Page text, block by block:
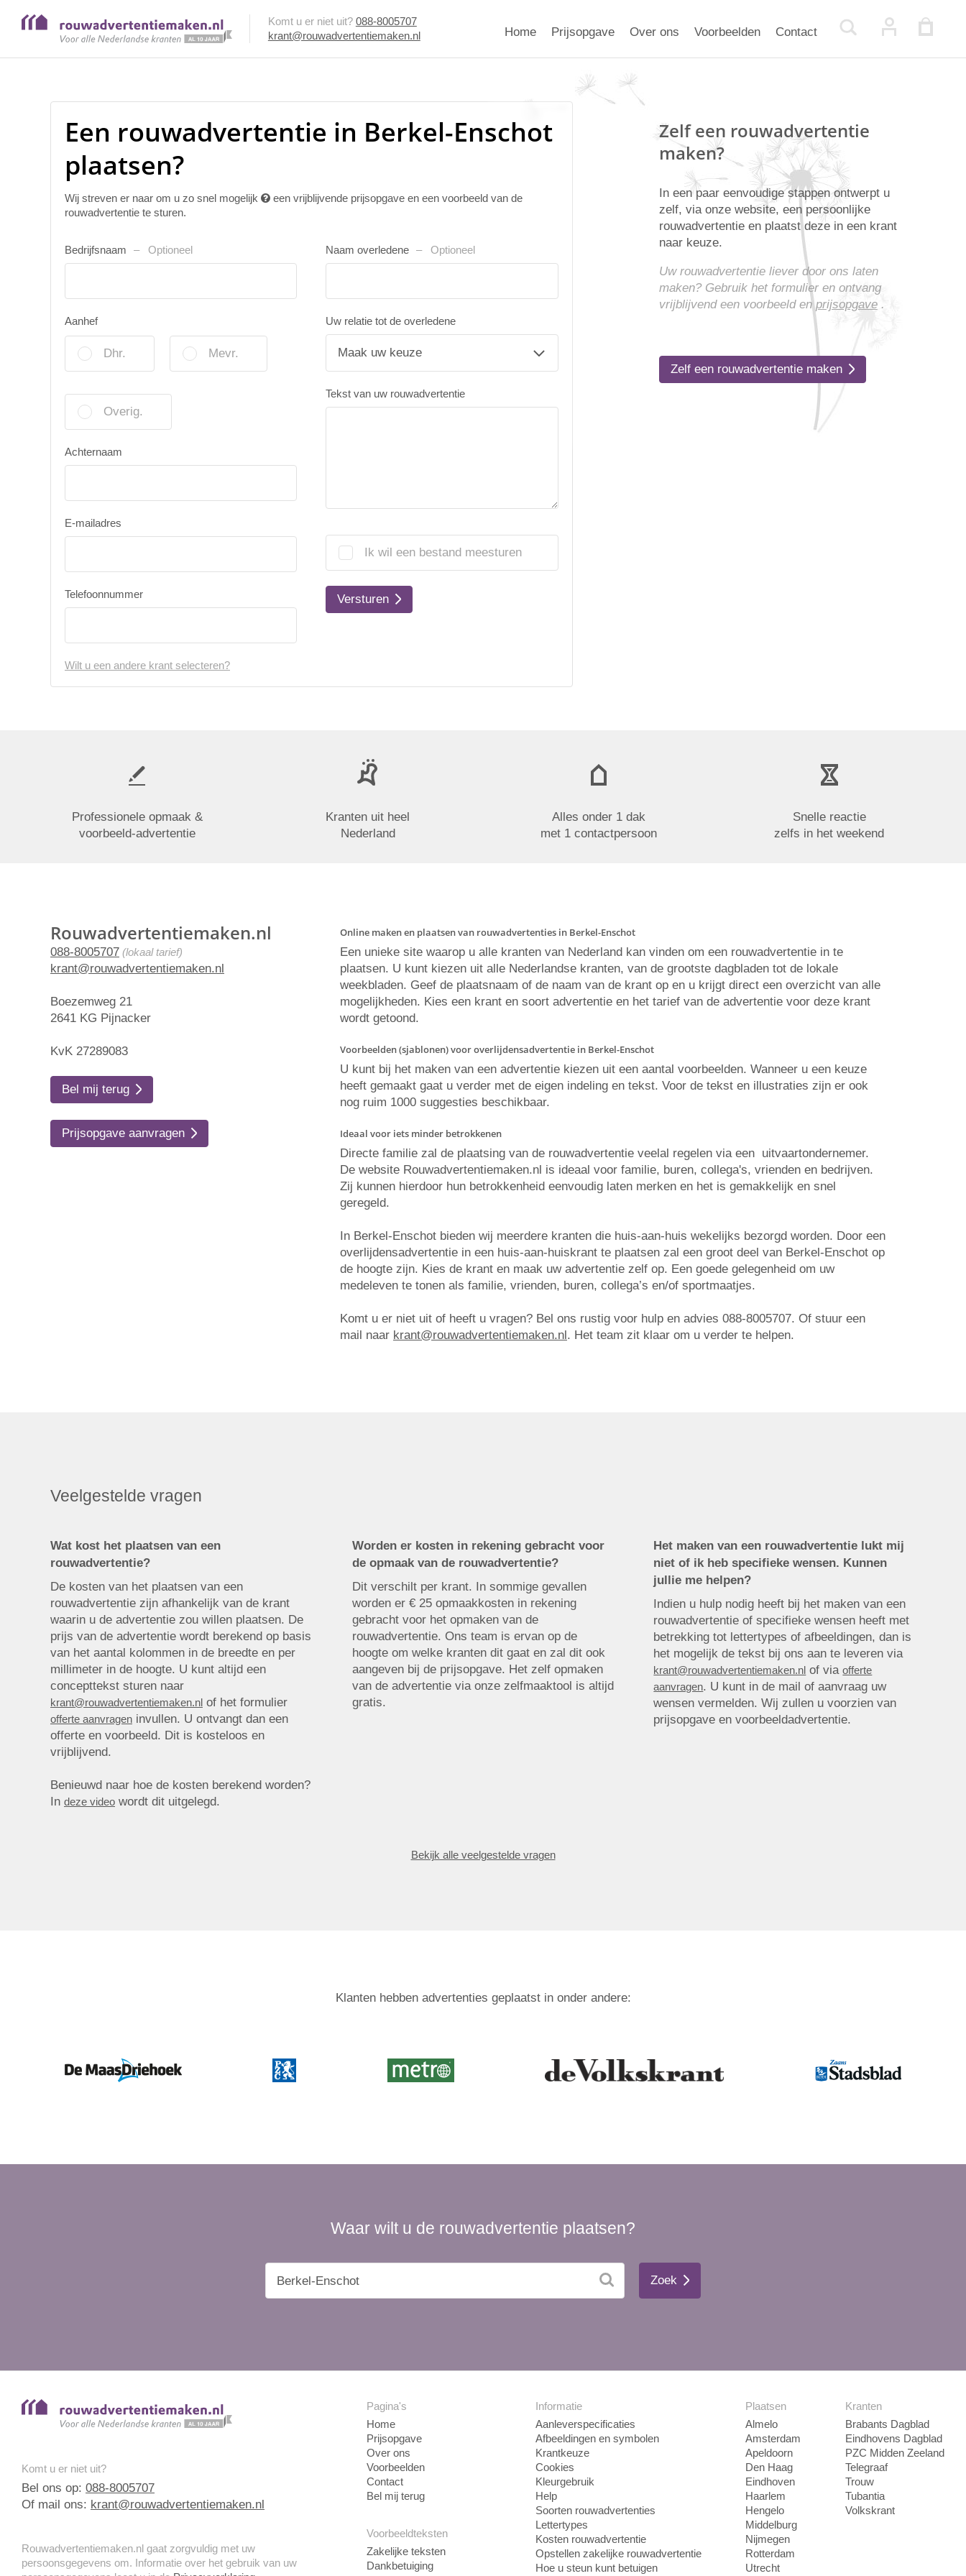
Komt u er niet uit? 088-8005707
krant@rouwadvertentiemaken.nl
Home Prijsopgave Over ons Voorbeelden Contact
Een rouwadvertentie in Berkel-Enschot
plaatsen?
Wij streven er naar om u zo snel mogelijk
een vrijblijvende prijsopgave en een voorbeeld van de
rouwadvertentie te sturen.
Bedrijfsnaam Optioneel
Aanhef
Dhr. Mevr.
Overig.
Achternaam
E-mailadres
Telefoonnummer
Naam overledene Optioneel
Uw relatie tot de overledene
Tekst van uw rouwadvertentie
Ik wil een bestand meesturen
Versturen
Wilt u een andere krant selecteren?
Zelf een rouwadvertentie
maken?
In een paar eenvoudige stappen ontwerpt u
zelf, via onze website, een persoonlijke
rouwadvertentie en plaatst deze in een krant
naar keuze.
Uw rouwadvertentie liever door ons laten
maken? Gebruik het formulier en ontvang
vrijblijvend een voorbeeld enprijsopgave.
Zelf een rouwadvertentie maken
Professionele opmaak &
voorbeeld-advertentie
Kranten uit heel
Nederland
Alles onder 1 dak
met 1 contactpersoon
Snelle reactie
zelfs in het weekend
Rouwadvertentiemaken.nl
088-8005707 (lokaal tarief)
krant@rouwadvertentiemaken.nl
Boezemweg 21
2641 KG Pijnacker
KvK 27289083
Bel mij terug
Prijsopgave aanvragen
Online maken en plaatsen van rouwadvertenties in Berkel-Enschot
Een unieke site waarop u alle kranten van Nederland kan vinden om een rouwadvertentie in te
plaatsen. U kunt kiezen uit alle Nederlandse kranten, van de grootste dagbladen tot de lokale
weekbladen. Geef de plaatsnaam of de naam van de krant op en u krijgt direct een overzicht van alle
mogelijkheden. Kies een krant en soort advertentie en het tarief van de advertentie voor deze krant
wordt getoond.
Voorbeelden (sjablonen) voor overlijdensadvertentie in Berkel-Enschot
U kunt bij het maken van een advertentie kiezen uit een aantal voorbeelden. Wanneer u een keuze
heeft gemaakt gaat u verder met de eigen indeling en tekst. Voor de tekst en illustraties zijn er ook
nog ruim 1000 suggesties beschikbaar.
Ideaal voor iets minder betrokkenen
Directe familie zal de plaatsing van de rouwadvertentie veelal regelen via een uitvaartondernemer.
De website Rouwadvertentiemaken.nl is ideaal voor familie, buren, collega's, vrienden en bedrijven.
Zij kunnen hierdoor hun betrokkenheid eenvoudig laten merken en het is gemakkelijk en snel
geregeld.
In Berkel-Enschot bieden wij meerdere kranten die huis-aan-huis wekelijks bezorgd worden. Door een
overlijdensadvertentie in een huis-aan-huiskrant te plaatsen zal een groot deel van Berkel-Enschot op
de hoogte zijn. Kies de krant en maak uw advertentie zelf op. Een goede gelegenheid om uw
medeleven te tonen als familie, vrienden, buren, collega’s en/of sportmaatjes.
Komt u er niet uit of heeft u vragen? Bel ons rustig voor hulp en advies 088-8005707. Of stuur een
mail naar krant@rouwadvertentiemaken.nl. Het team zit klaar om u verder te helpen.
Veelgestelde vragen
Wat kost het plaatsen van een
rouwadvertentie?
De kosten van het plaatsen van een
rouwadvertentie zijn afhankelijk van de krant
waarin u de advertentie zou willen plaatsen. De
prijs van de advertentie wordt berekend op basis
van het aantal kolommen in de breedte en per
millimeter in de hoogte. U kunt altijd een
concepttekst sturen naar
krant@rouwadvertentiemaken.nl of het formulier
offerte aanvragen invullen. U ontvangt dan een
offerte en voorbeeld. Dit is kosteloos en
vrijblijvend.
Benieuwd naar hoe de kosten berekend worden?
In deze video wordt dit uitgelegd.
Worden er kosten in rekening gebracht voor
de opmaak van de rouwadvertentie?
Dit verschilt per krant. In sommige gevallen
worden er € 25 opmaakkosten in rekening
gebracht voor het opmaken van de
rouwadvertentie. Ons team is ervan op de
hoogte om welke kranten dit gaat en zal dit ook
aangeven bij de prijsopgave. Het zelf opmaken
van de advertentie via onze zelfmaaktool is altijd
gratis.
Het maken van een rouwadvertentie lukt mij
niet of ik heb specifieke wensen. Kunnen
jullie me helpen?
Indien u hulp nodig heeft bij het maken van een
rouwadvertentie of specifieke wensen heeft met
betrekking tot lettertypes of afbeeldingen, dan is
het mogelijk de tekst bij ons aan te leveren via
krant@rouwadvertentiemaken.nl of viaofferte
aanvragen. U kunt in de mail of aanvraag uw
wensen vermelden. Wij zullen u voorzien van
prijsopgave en voorbeeldadvertentie.
Bekijk alle veelgestelde vragen
Klanten hebben advertenties geplaatst in onder andere:
Waar wilt u de rouwadvertentie plaatsen?
Zoek
Komt u er niet uit?
Bel ons op: 088-8005707
Of mail ons: krant@rouwadvertentiemaken.nl
Rouwadvertentiemaken.nl gaat zorgvuldig met uw
persoonsgegevens om. Informatie over het gebruik van uw
Pagina's
Home
Prijsopgave
Over ons
Voorbeelden
Contact
Bel mij terug
Voorbeeldteksten
Zakelijke teksten
Dankbetuiging
Informatie
Aanleverspecificaties
Afbeeldingen en symbolen
Krantkeuze
Cookies
Kleurgebruik
Help
Soorten rouwadvertenties
Lettertypes
Kosten rouwadvertentie
Opstellen zakelijke rouwadvertentie
Hoe u steun kunt betuigen
Plaatsen
Almelo
Amsterdam
Apeldoorn
Den Haag
Eindhoven
Haarlem
Hengelo
Middelburg
Nijmegen
Rotterdam
Utrecht
Kranten
Brabants Dagblad
Eindhovens Dagblad
PZC Midden Zeeland
Telegraaf
Trouw
Tubantia
Volkskrant